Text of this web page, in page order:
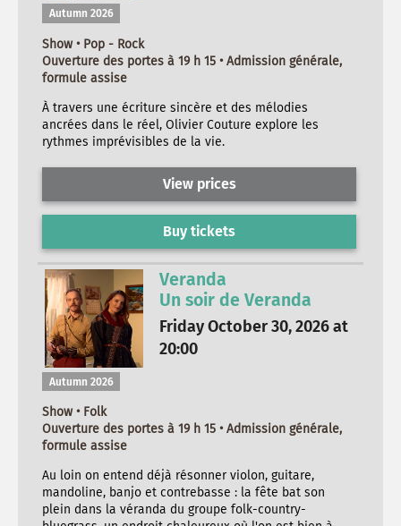
Autumn 2026
Show • Pop - Rock
Ouverture des portes à 19 h 15 • Admission générale,
formule assise
À travers une écriture sincère et des mélodies
ancrées dans le réel, Olivier Couture explore les
rythmes imprévisibles de la vie.
View prices
Buy tickets
Veranda
Un soir de Veranda
Friday October 30, 2026 at
20:00
Autumn 2026
Show • Folk
Ouverture des portes à 19 h 15 • Admission générale,
formule assise
Au loin on entend déjà résonner violon, guitare,
mandoline, banjo et contrebasse : la fête bat son
plein dans la véranda du groupe folk-country-